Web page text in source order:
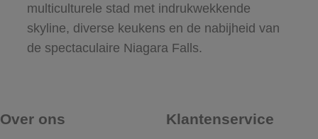
multiculturele stad met indrukwekkende
skyline, diverse keukens en de nabijheid van
de spectaculaire Niagara Falls.
Over ons Klantenservice